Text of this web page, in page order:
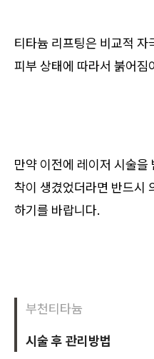
티타늄 리프팅은 비교적 자
피부 상태에 따라서 붉어짐
만약 이전에 레이저 시술을
착이 생겼었더라면 반드시
하기를 바랍니다.
부천티타늄
시술 후 관리방법